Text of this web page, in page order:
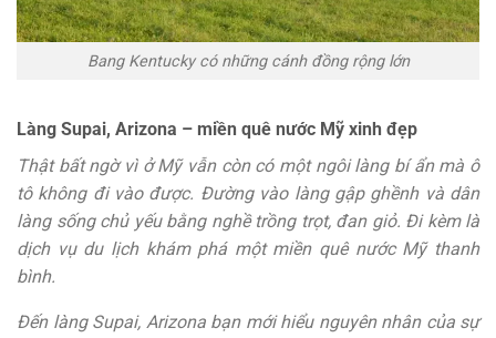
Bang Kentucky có những cánh đồng rộng lớn
Làng Supai, Arizona – miền quê nước Mỹ xinh đẹp
Thật bất ngờ vì ở Mỹ vẫn còn có một ngôi làng bí ẩn mà ô
tô không đi vào được. Đường vào làng gập ghềnh và dân
làng sống chủ yếu bằng nghề trồng trọt, đan giỏ. Đi kèm là
dịch vụ du lịch khám phá một miền quê nước Mỹ thanh
bình.
Đến làng Supai, Arizona bạn mới hiểu nguyên nhân của sự